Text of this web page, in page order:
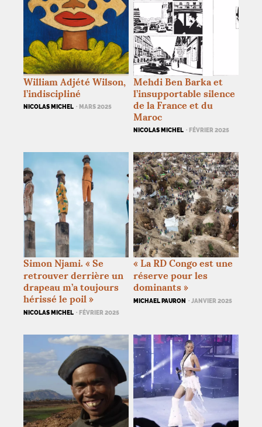
William Adjété Wilson,
l’indiscipliné
NICOLAS MICHEL · MARS 2025
Mehdi Ben Barka et
l’insupportable silence
de la France et du
Maroc
NICOLAS MICHEL · FÉVRIER 2025
Simon Njami. « Se
retrouver derrière un
drapeau m’a toujours
hérissé le poil »
NICOLAS MICHEL · FÉVRIER 2025
« LaRD Congo est une
réserve pour les
dominants »
MICHAEL PAURON · JANVIER 2025